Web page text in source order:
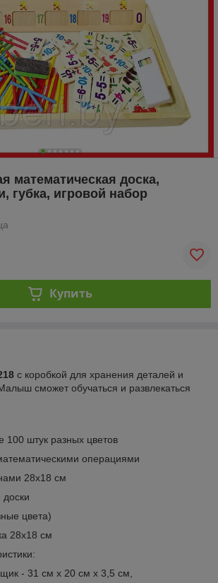
математическая доска,
губка, игровой набор
Купить
с коробкой для хранения деталей и
сможет обучаться и развлекаться
100 штук разных цветов
операциями
28x18 см
доски
цвета)
28x18 см
- 31 см х 20 см х 3,5 см,